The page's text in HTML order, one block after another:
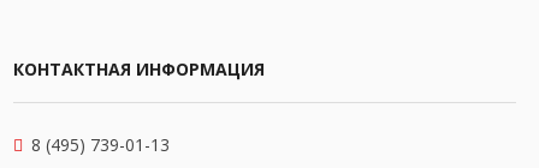
КОНТАКТНАЯ ИНФОРМАЦИЯ
8 (495) 739-01-13